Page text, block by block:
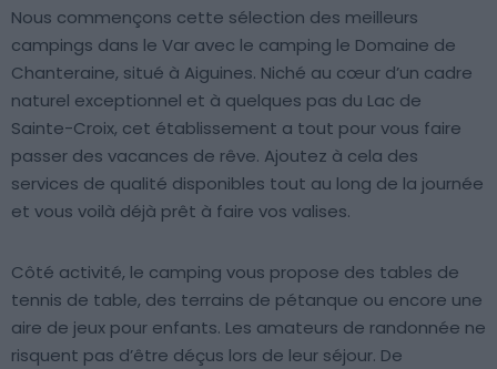
Nous commençons cette sélection des meilleurs
campings dans le Var avec le camping le Domaine de
Chanteraine, situé à Aiguines. Niché au cœur d’un cadre
naturel exceptionnel et à quelques pas du Lac de
Sainte-Croix, cet établissement a tout pour vous faire
passer des vacances de rêve. Ajoutez à cela des
services de qualité disponibles tout au long de la journée
et vous voilà déjà prêt à faire vos valises.
Côté activité, le camping vous propose des tables de
tennis de table, des terrains de pétanque ou encore une
aire de jeux pour enfants. Les amateurs de randonnée ne
risquent pas d’être déçus lors de leur séjour. De